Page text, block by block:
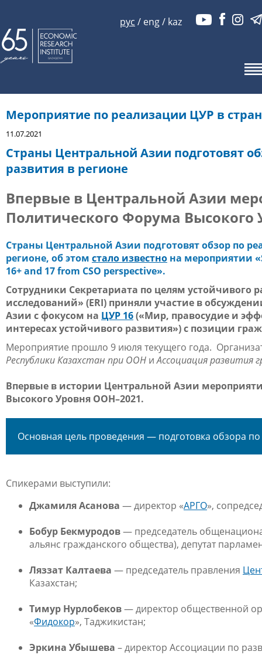
рус / eng/ kaz
Мероприятие по реализации ЦУР в
11.07.2021
Страны Центральной Азии подготовят
развития в регионе
Впервые в Центральной Азии
Политического Форума
Страны Центральной Азии подготовят обзор по
регионе, об этом стало известно на мероприятии
16+ and 17 from CSO perspective».
Сотрудники Секретариата по целям устойчивого
исследований» (ERI) приняли участие в
Азии с фокусом на ЦУР 16(«Мир, правосудие и
интересах устойчивого развития») с позиции
Мероприятие прошло 9 июля текущего года.
Республики Казахстан при ООН иАссоциация развития
Впервые в истории Центральной Азии
Высокого Уровня ООН–2021.
Основная цель проведения — подготовка обзора
Спикерами выступили:
Джамиля Асанова — директор «АРГО»,
Бобур Бекмуродов— председатель
альянс гражданского общества), депутат
Ляззат Калтаева — председатель правления
Казахстан;
Тимур Нурлобеков— директор общественной
«Фидокор», Таджикистан;
Эркина Убышева – директор Ассоциации по